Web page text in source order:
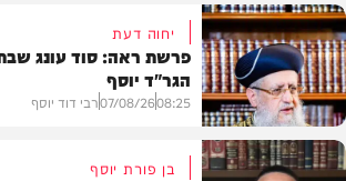
חדשות
יחוה דעת
פרשת ראה: סוד עונג
הגר"ד יוסף
08:25
07/08/26רבי דוד יוסף
בן פורת יוסף